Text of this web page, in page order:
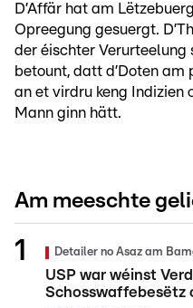
D’Affär hat am
Opreegung gesuergt.
der éischter Verurteelung
betount, datt d’Doten
an et virdru keng Indizien
Mann ginn hätt.
Am meeschte
Detailer no Asaz am
USP war wéinst
Schosswaffebesëtz